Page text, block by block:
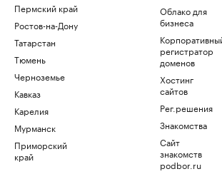
Пермский край
Ростов-на-Дону
Татарстан
Тюмень
Черноземье
Кавказ
Карелия
Мурманск
Приморский
край
Облако для
бизнеса
регистратор
доменов
Хостинг
сайтов
Рег.решения
Знакомства
Сайт
знакомств
podbor.ru